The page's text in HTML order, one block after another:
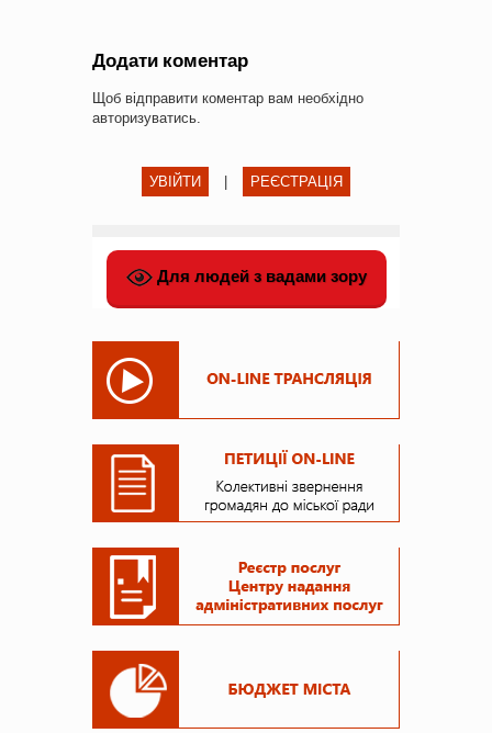
Додати коментар
Щоб відправити коментар вам необхідно
авторизуватись.
УВІЙТИ РЕЄСТРАЦІЯ
Для людей з вадами зору